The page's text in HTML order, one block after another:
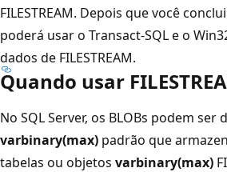
FILESTREAM. Depois que você
poderá usar o Transact-SQL e o
dados de FILESTREAM.
Quando usar
No SQL Server, os BLOBs podem ser
varbinary(max) padrão que
tabelas ou objetos varbinary(max)